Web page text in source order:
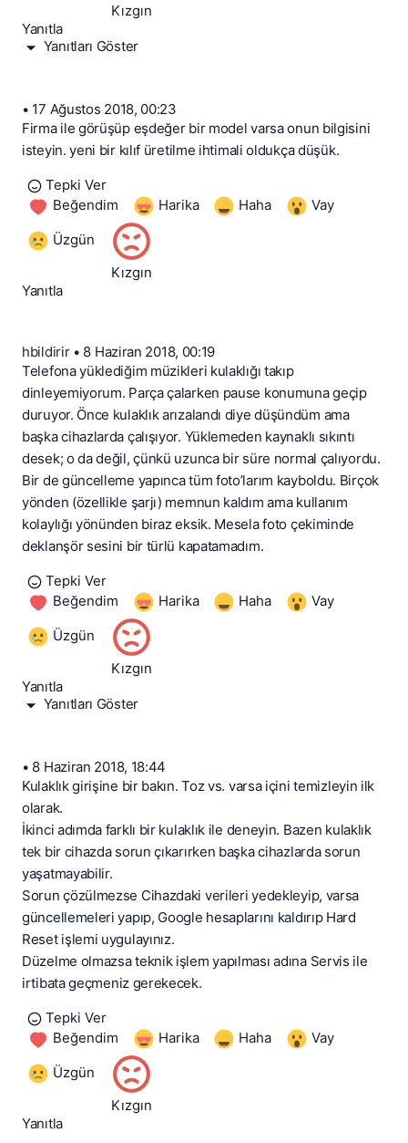
Kızgın
Yanıtla
Yanıtları Göster
• 17 Ağustos 2018, 00:23
Firma ile görüşüp eşdeğer bir model varsa onun bilgisini
isteyin. yeni bir kılıf üretilme ihtimali oldukça düşük.
Tepki Ver
Beğendim
Harika Haha Vay
Üzgün
Kızgın
Yanıtla
hbildirir • 8 Haziran 2018, 00:19
Telefona yüklediğim müzikleri kulaklığı takıp
dinleyemiyorum. Parça çalarken pause konumuna geçip
duruyor. Önce kulaklık arızalandı diye düşündüm ama
başka cihazlarda çalışıyor. Yüklemeden kaynaklı sıkıntı
desek; o da değil, çünkü uzunca bir süre normal çalıyordu.
Bir de güncelleme yapınca tüm foto’larım kayboldu. Birçok
yönden (özellikle şarjı) memnun kaldım ama kullanım
kolaylığı yönünden biraz eksik. Mesela foto çekiminde
deklanşör sesini bir türlü kapatamadım.
Tepki Ver
Beğendim
Harika Haha Vay
Üzgün
Kızgın
Yanıtla
Yanıtları Göster
• 8 Haziran 2018, 18:44
Kulaklık girişine bir bakın. Toz vs. varsa içini temizleyin ilk
olarak.
İkinci adımda farklı bir kulaklık ile deneyin. Bazen kulaklık
tek bir cihazda sorun çıkarırken başka cihazlarda sorun
yaşatmayabilir.
Sorun çözülmezse Cihazdaki verileri yedekleyip, varsa
güncellemeleri yapıp, Google hesaplarını kaldırıp Hard
Reset işlemi uygulayınız.
Düzelme olmazsa teknik işlem yapılması adına Servis ile
irtibata geçmeniz gerekecek.
Tepki Ver
Beğendim
Harika Haha Vay
Üzgün
Kızgın
Yanıtla